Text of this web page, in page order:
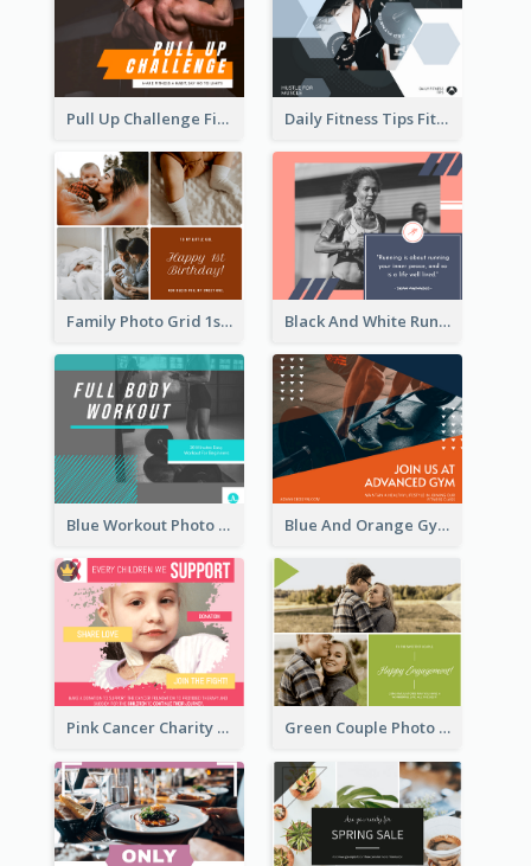
Pull Up Challenge Fitness Facebook Post Daily Fitness Tips Fitness Goals Facebook Post
Family Photo Grid 1st Baby Birthday Facebook Post Black And White Running Quote Facebook Post
Blue Workout Photo Fitness Influencer Facebook Post Blue And Orange Gym Photo Fitness Centre Facebook Post
Pink Cancer Charity Facebook Post Green Couple Photo Happy Engagement Facebook Post